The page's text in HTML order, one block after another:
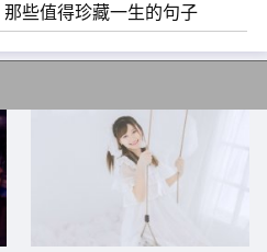
不是因为厌倦了家乡，不是因
我终于得知了你的方向。
些值得珍藏一生的句子